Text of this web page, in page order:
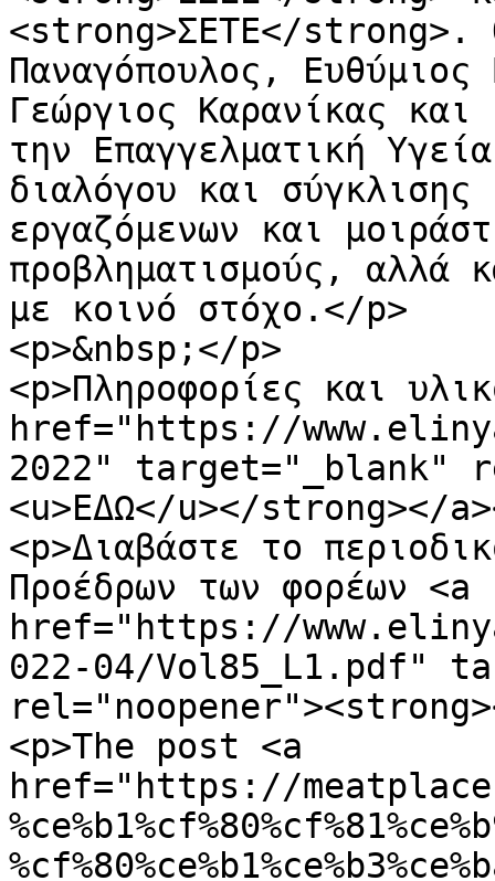
<strong>ΣΕΤΕ</strong>.
Παναγόπουλος,
Γεώργιος Καρανίκας
την Επαγγελματική
διαλόγου και σύγκλισης
εργαζόμενων και
προβληματισμούς, αλλά
με κοινό στόχο.</p>
<p>&nbsp;</p>
<p>Πληροφορίες και
href="https://
2022" target="_blank"
<u>ΕΔΩ</u></strong></
<p>Διαβάστε το
Προέδρων των φορέων <a
href="https://
022-04/Vol85_L1.pdf"
<p>The post <a
href="https://